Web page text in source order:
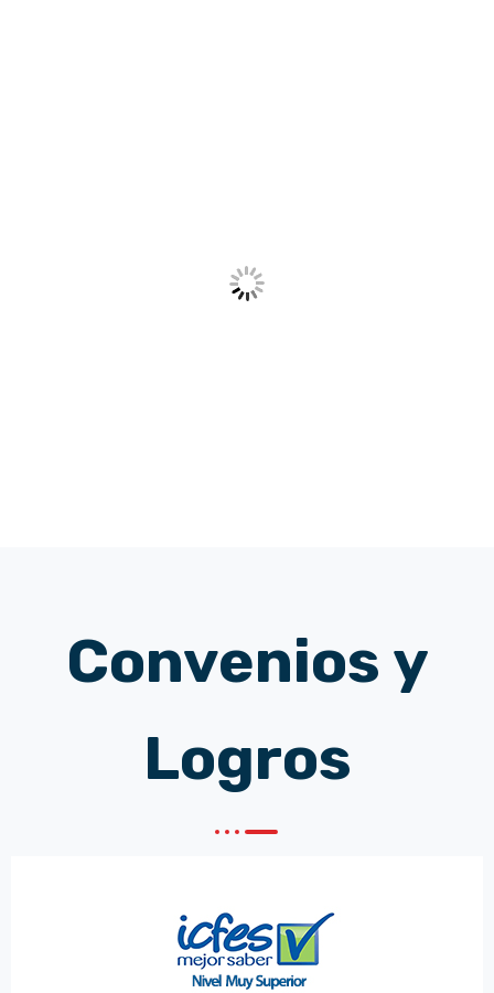
Convenios y
Logros